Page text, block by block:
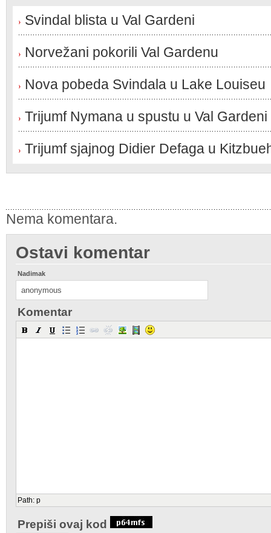
Svindal blista u Val Gardeni
Norvežani pokorili Val Gardenu
Nova pobeda Svindala u Lake Louiseu
Trijumf Nymana u spustu u Val Gardeni
Trijumf sjajnog Didier Defaga u
Nema komentara.
Ostavi komentar
Nadimak
Komentar
Path: p
Prepiši ovaj kod